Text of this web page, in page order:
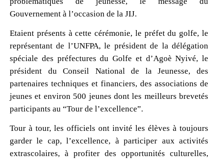
Gouvernement à l’occasion de la JIJ.
Etaient présents à cette cérémonie, le préfet du golfe, le
représentant de l’UNFPA, le président de la délégation
spéciale des préfectures du Golfe et d’Agoè Nyivé, le
président du Conseil National de la Jeunesse, des
partenaires techniques et financiers, des associations de
jeunes et environ 500 jeunes dont les meilleurs brevetés
participants au “Tour de l’excellence”.
Tour à tour, les officiels ont invité les élèves à toujours
garder le cap, l’excellence, à participer aux activités
extrascolaires, à profiter des opportunités culturelles,